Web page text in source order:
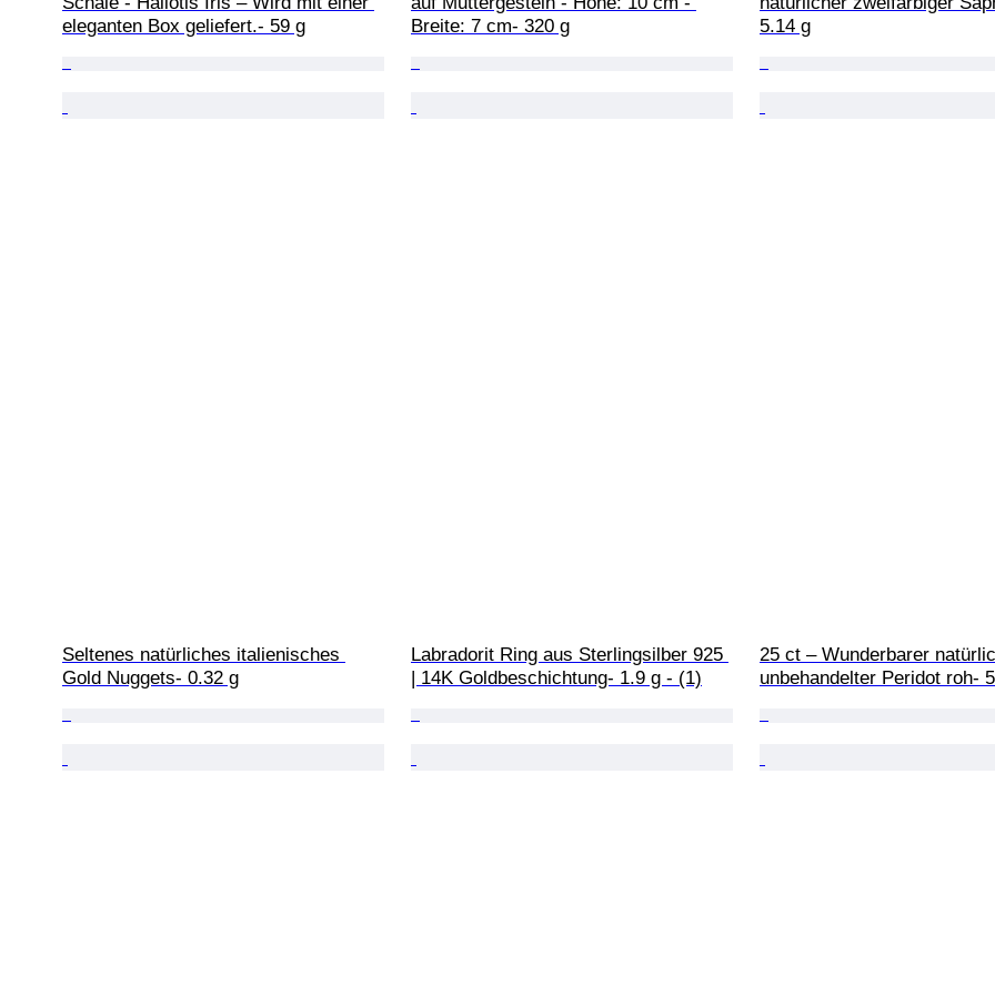
eleganten Box geliefert.- 59 g
Breite: 7 cm- 320 g
5.14 g
Seltenes natürliches italienisches
Gold Nuggets- 0.32 g
Labradorit Ring aus Sterlingsilber 925
| 14K Goldbeschichtung- 1.9 g - (1)
25 ct – Wunderbarer
unbehandelter Peridot roh-